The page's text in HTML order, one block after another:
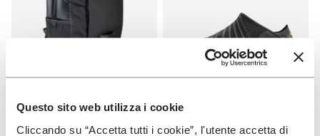
Questo sito web utilizza i cookie
Cliccando su “Accetta tutti i cookie”, l'utente accetta di